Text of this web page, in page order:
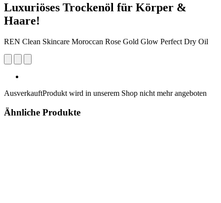
Luxuriöses Trockenöl für Körper &
Haare!
REN Clean Skincare Moroccan Rose Gold Glow Perfect Dry Oil
AusverkauftProdukt wird in unserem Shop nicht mehr angeboten
Ähnliche Produkte